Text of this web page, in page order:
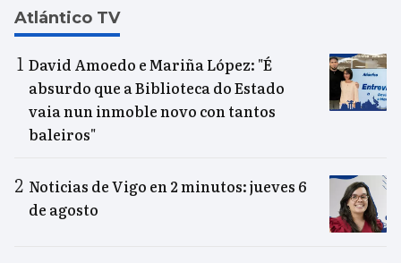
Atlántico TV
David Amoedo e Mariña López: "É
absurdo que a Biblioteca do Estado
vaia nun inmoble novo con tantos
baleiros"
Noticias de Vigo en 2 minutos: jueves 6
de agosto